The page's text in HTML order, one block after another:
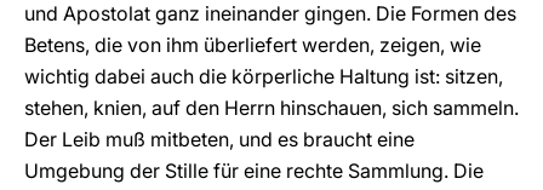
und Apostolat ganz ineinander gingen. Die Formen des
Betens, die von ihm überliefert werden, zeigen, wie
wichtig dabei auch die körperliche Haltung ist: sitzen,
stehen, knien, auf den Herrn hinschauen, sich sammeln.
Der Leib muß mitbeten, und es braucht eine
Umgebung der Stille für eine rechte Sammlung. Die